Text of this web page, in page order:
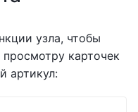
узла, чтобы
карточек
артикул: